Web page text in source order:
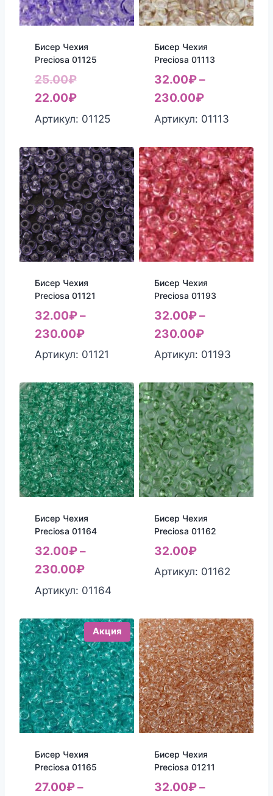
Бисер Чехия
Preciosa 01125
25.00₽Первоначальная
цена
составляла
22.00₽Текущая
цена:
Артикул: 01125
Бисер Чехия
Preciosa 01113
32.00₽–
230.00₽
Артикул: 01113
Бисер Чехия
Preciosa 01121
32.00₽–
230.00₽
Артикул: 01121
Бисер Чехия
Preciosa 01193
32.00₽–
230.00₽
Артикул: 01193
Бисер Чехия
Preciosa 01164
32.00₽–
230.00₽
Артикул: 01164
Бисер Чехия
Preciosa 01162
32.00₽
Артикул: 01162
Акция
Бисер Чехия
Preciosa 01165
27.00₽–
Бисер Чехия
Preciosa 01211
32.00₽–